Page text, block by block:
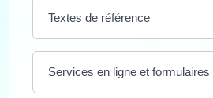
Textes de référence
Services en ligne et formulaires